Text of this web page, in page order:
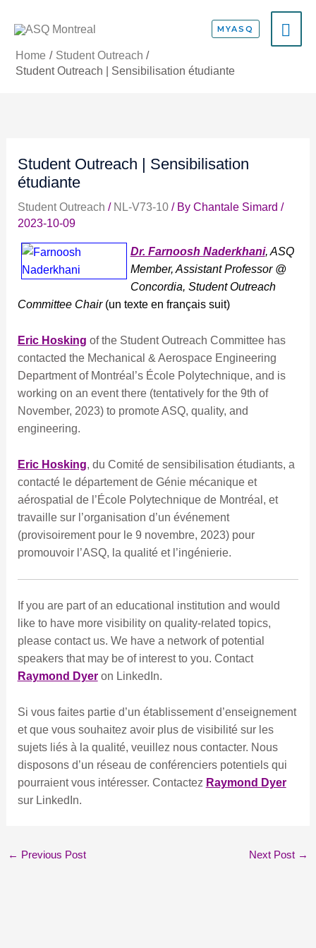
MYASQ
Home
Student Outreach
Student Outreach | Sensibilisation étudiante
Student Outreach | Sensibilisation
étudiante
Student Outreach / NL-V73-10/ By Chantale Simard /
2023-10-09
Dr. Farnoosh Naderkhani, ASQ
Member, Assistant Professor @
Concordia, Student Outreach
Committee Chair(un texte en français suit)
Eric Hosking of the Student Outreach Committee has
contacted the Mechanical & Aerospace Engineering
Department of Montréal’s École Polytechnique, and is
working on an event there (tentatively for the 9th of
November, 2023) to promote ASQ, quality, and
engineering.
Eric Hosking, du Comité de sensibilisation étudiants, a
contacté le département de Génie mécanique et
aérospatial de l’École Polytechnique de Montréal, et
travaille sur l’organisation d’un événement
(provisoirement pour le 9 novembre, 2023) pour
promouvoir l’ASQ, la qualité et l’ingénierie.
If you are part of an educational institution and would
like to have more visibility on quality-related topics,
please contact us. We have a network of potential
speakers that may be of interest to you. Contact
Raymond Dyeron LinkedIn.
Si vous faites partie d’un établissement d’enseignement
et que vous souhaitez avoir plus de visibilité sur les
sujets liés à la qualité, veuillez nous contacter. Nous
disposons d’un réseau de conférenciers potentiels qui
pourraient vous intéresser. Contactez Raymond Dyer
sur LinkedIn.
← Previous Post Next Post →